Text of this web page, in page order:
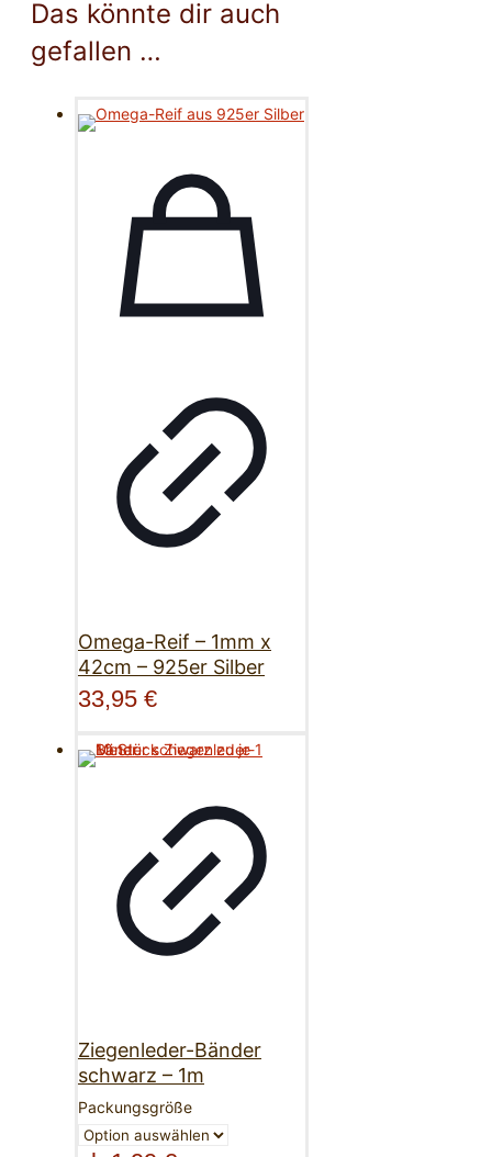
Das könnte dir auch
gefallen …
Omega-Reif – 1mm x
42cm – 925er Silber
33,95 €
Ziegenleder-Bänder
schwarz – 1m
Packungsgröße